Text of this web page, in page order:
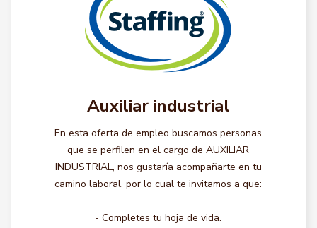
Auxiliar industrial
En esta oferta de empleo buscamos personas
que se perfilen en el cargo de AUXILIAR
INDUSTRIAL, nos gustaría acompañarte en tu
camino laboral, por lo cual te invitamos a que:
- Completes tu hoja de vida.